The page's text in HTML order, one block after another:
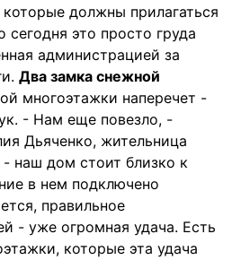
которые должны прилагаться
сегодня это просто груда
администрацией за
Два замка снежной
многоэтажки наперечет -
- Нам еще повезло, -
Дьяченко, жительница
наш дом стоит близко к
в нем подключено
правильное
- уже огромная удача. Есть
которые эта удача